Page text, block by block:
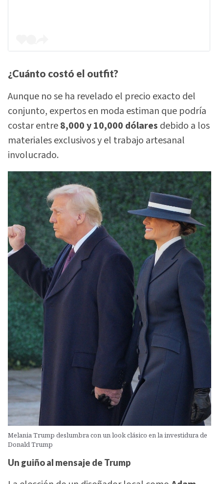
¿Cuánto costó el outfit?
Aunque no se ha revelado el precio exacto del
conjunto, expertos en moda estiman que podría
costar entre8,000 y 10,000 dólares debido a los
materiales exclusivos y el trabajo artesanal
involucrado.
Melania Trump deslumbra con un look clásico en la investidura de
Donald Trump
Un guiño al mensaje de Trump